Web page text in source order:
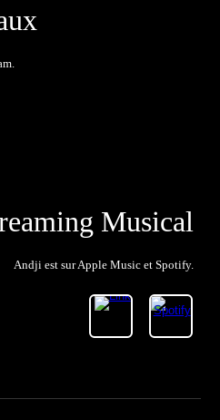
Musical
Andji est sur Apple Music et Spotify.